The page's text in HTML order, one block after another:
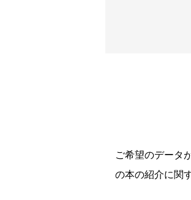
ご希望のデータ
の本の紹介に関